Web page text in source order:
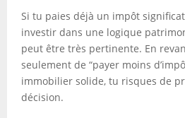
Si tu paies déjà un impôt
investir dans une logique
peut être très pertinente. En
seulement de “payer moins
immobilier solide, tu risques de
décision.